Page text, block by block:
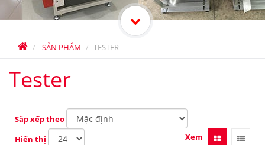
SẢN PHẨM TESTER
Tester
Sắp xếp theo
Hiển thị
Xem